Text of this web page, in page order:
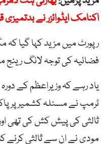
اکنامک ایڈوائزر نے بدتمیزی
فضائیہ کی توجہ لانگ رینج
یاد رہے کہ وزیراعظم کے
ٹرمپ نے مسئلہ کشمیر پر
ثالثی کی پیش کش کی تھی اور
مودی نے ان سے ثالثی کرنے